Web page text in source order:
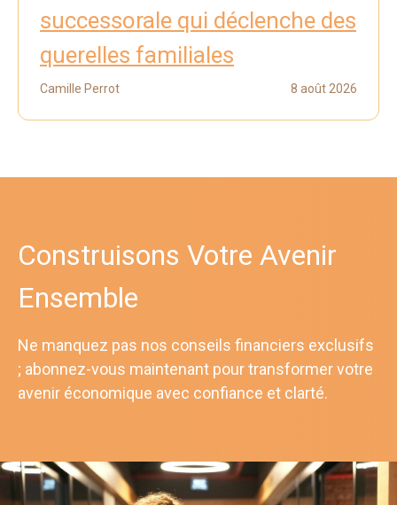
successorale qui déclenche des
querelles familiales
Camille Perrot 8 août 2026
Construisons Votre Avenir
Ensemble
Ne manquez pas nos conseils financiers exclusifs
; abonnez-vous maintenant pour transformer votre
avenir économique avec confiance et clarté.